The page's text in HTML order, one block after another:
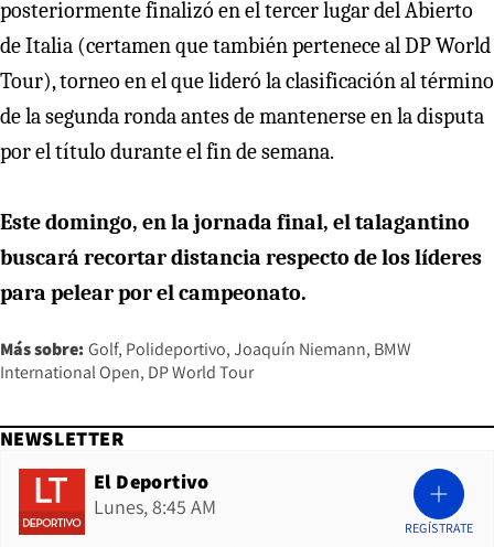
posteriormente finalizó en el tercer lugar del Abierto
de Italia (certamen que también pertenece al DP World
Tour), torneo en el que lideró la clasificación al término
de la segunda ronda antes de mantenerse en la disputa
por el título durante el fin de semana.
Este domingo, en la jornada final, el talagantino
buscará recortar distancia respecto de los líderes
para pelear por el campeonato.
Más sobre: Golf Polideportivo Joaquín Niemann BMW
International Open DP World Tour
NEWSLETTER
El Deportivo
Lunes, 8:45 AM
REGÍSTRATE